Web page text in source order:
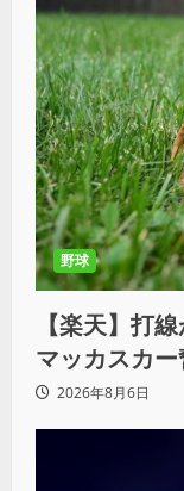
野球
【楽天】打
マッカスカ
「22」
2026年8月6日